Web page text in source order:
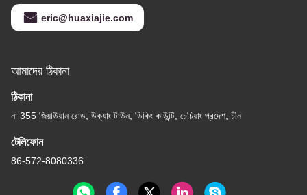
eric@huaxiajie.com
আমাদের ঠিকানা
ঠিকানা
না 355 জিয়াউয়ান রোড, উক্যাং টাউন, ডিকিং কাউন্টি, চেচিয়াং প্রদেশ, চীন
টেলিফোন
86-572-8080336